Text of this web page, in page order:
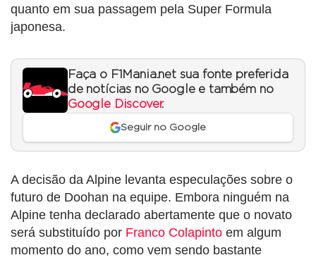
quanto em sua passagem pela Super Formula
japonesa.
Faça o F1Mania.net sua fonte preferida
de notícias no Google e também no
Google Discover.
Seguir no Google
A decisão da Alpine levanta especulações sobre o
futuro de Doohan na equipe. Embora ninguém na
Alpine tenha declarado abertamente que o novato
será substituído por Franco Colapinto em algum
momento do ano, como vem sendo bastante